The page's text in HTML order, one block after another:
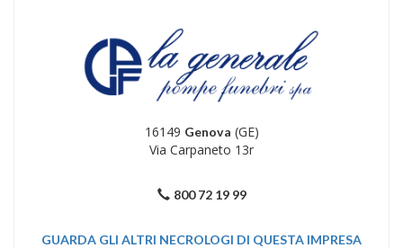
16149 Genova (GE)
Via Carpaneto 13r
800 72 19 99
GUARDA GLI ALTRI NECROLOGI DI QUESTA IMPRESA